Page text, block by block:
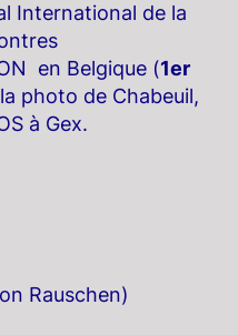
International de la
en Belgique (1er
photo de Chabeuil,
à Gex.
Rauschen)